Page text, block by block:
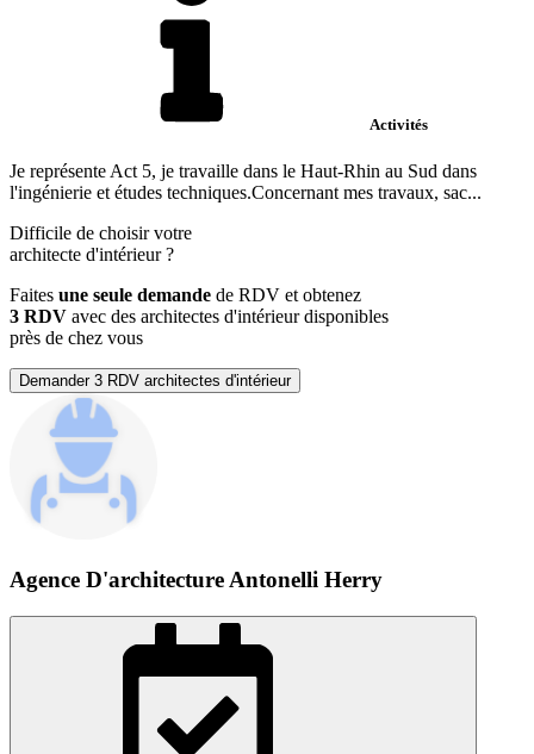
Activités
Je représente Act 5, je travaille dans le Haut-Rhin au Sud dans
l'ingénierie et études techniques.Concernant mes travaux, sac...
Difficile de choisir votre
architecte d'intérieur?
Faites une seule demande de RDV et obtenez
3 RDV avec des architectes d'intérieur disponibles
près de chez vous
Demander 3 RDV architectes d'intérieur
Agence D'architecture Antonelli Herry